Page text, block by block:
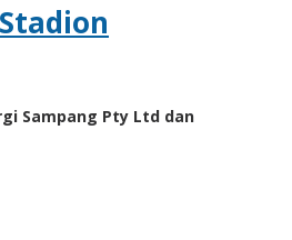
Sampang Pty Ltd dan